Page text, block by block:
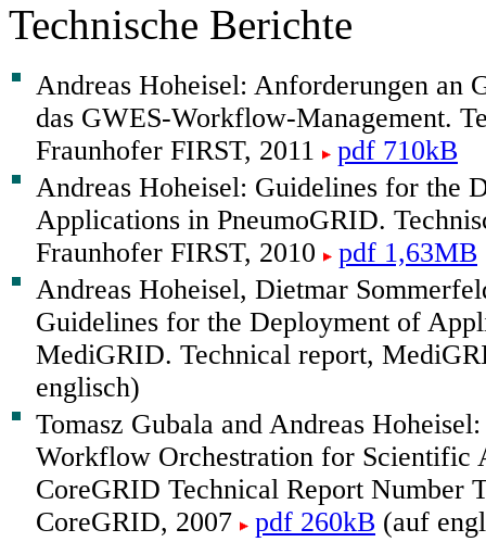
Technische Berichte
Andreas Hoheisel: Anforderungen an
das GWES-Workflow-Management.
Fraunhofer FIRST, 2011
pdf 710kB
Andreas Hoheisel: Guidelines for the
Applications in PneumoGRID.
Fraunhofer FIRST, 2010
pdf 1,63MB
Andreas Hoheisel, Dietmar
Guidelines for the Deployment of
MediGRID. Technical report,
englisch)
Tomasz Gubala and Andreas
Workflow Orchestration for Scientific
CoreGRID Technical Report Number
CoreGRID, 2007
pdf 260kB (auf